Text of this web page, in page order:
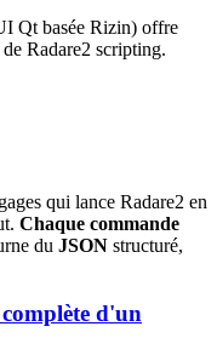
Qt basée Rizin) offre
Radare2 scripting.
qui lance Radare2 en
Chaque commande
du JSON structuré,
d'un